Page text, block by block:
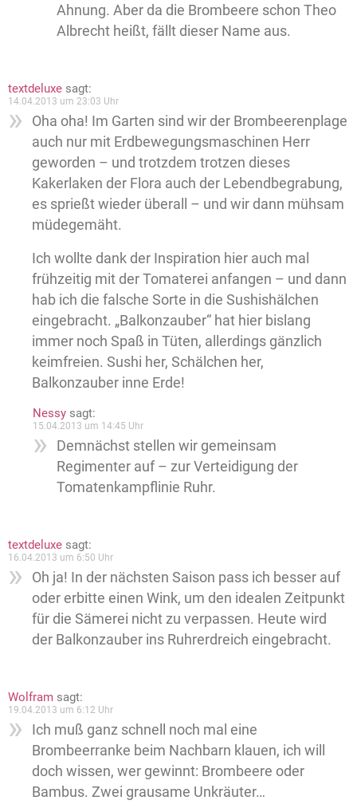
Ahnung. Aber da die Brombeere schon Theo
Albrecht heißt, fällt dieser Name aus.
textdeluxe sagt:
14.04.2013 um 23:03 Uhr
Oha oha! Im Garten sind wir der Brombeerenplage
auch nur mit Erdbewegungsmaschinen Herr
geworden – und trotzdem trotzen dieses
Kakerlaken der Flora auch der Lebendbegrabung,
es sprießt wieder überall – und wir dann mühsam
müdegemäht.
Ich wollte dank der Inspiration hier auch mal
frühzeitig mit der Tomaterei anfangen – und dann
hab ich die falsche Sorte in die Sushishälchen
eingebracht. „Balkonzauber“ hat hier bislang
immer noch Spaß in Tüten, allerdings gänzlich
keimfreien. Sushi her, Schälchen her,
Balkonzauber inne Erde!
Nessy sagt:
15.04.2013 um 14:45 Uhr
Demnächst stellen wir gemeinsam
Regimenter auf – zur Verteidigung der
Tomatenkampflinie Ruhr.
textdeluxe sagt:
16.04.2013 um 6:50 Uhr
Oh ja! In der nächsten Saison pass ich besser auf
oder erbitte einen Wink, um den idealen Zeitpunkt
für die Sämerei nicht zu verpassen. Heute wird
der Balkonzauber ins Ruhrerdreich eingebracht.
Wolfram sagt:
19.04.2013 um 6:12 Uhr
Ich muß ganz schnell noch mal eine
Brombeerranke beim Nachbarn klauen, ich will
doch wissen, wer gewinnt: Brombeere oder
Bambus. Zwei grausame Unkräuter…